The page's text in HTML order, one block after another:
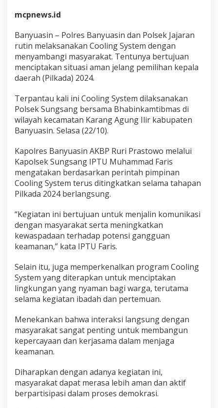
m
C
p
a
k
n
P
i
l
k
d
a
D
m
a
mcpnews.id
Banyuasin – Polres Banyuasin dan Polsek Jajaran
rutin melaksanakan Cooling System dengan
menyambangi masyarakat. Tentunya bertujuan
menciptakan situasi aman jelang pemilihan kepala
daerah (Pilkada) 2024.
Terpantau kali ini Cooling System dilaksanakan
Polsek Sungsang bersama Bhabinkamtibmas di
wilayah kecamatan Karang Agung Ilir kabupaten
Banyuasin. Selasa (22/10).
Kapolres Banyuasin AKBP Ruri Prastowo melalui
Kapolsek Sungsang IPTU Muhammad Faris
mengatakan berdasarkan perintah pimpinan
Cooling System terus ditingkatkan selama tahapan
Pilkada 2024 berlangsung.
“Kegiatan ini bertujuan untuk menjalin komunikasi
dengan masyarakat serta meningkatkan
kewaspadaan terhadap potensi gangguan
keamanan,” kata IPTU Faris.
Selain itu, juga memperkenalkan program Cooling
System yang diterapkan untuk menciptakan
lingkungan yang nyaman bagi warga, terutama
selama kegiatan ibadah dan pertemuan.
Menekankan bahwa interaksi langsung dengan
masyarakat sangat penting untuk membangun
kepercayaan dan kerjasama dalam menjaga
keamanan.
Diharapkan dengan adanya kegiatan ini,
masyarakat dapat merasa lebih aman dan aktif
berpartisipasi dalam proses demokrasi.